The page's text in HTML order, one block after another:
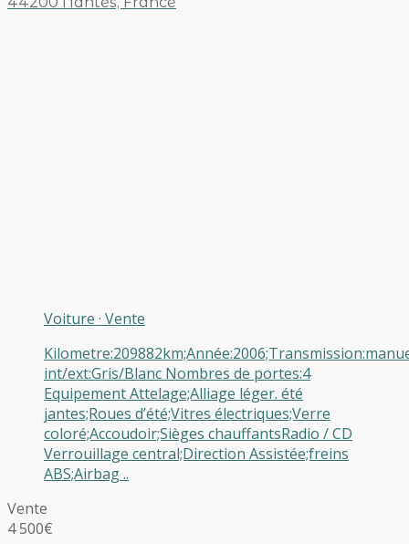
Voiture · Vente
int/ext:Gris/Blanc Nombres de portes:4
Equipement Attelage;Alliage léger. été
jantes;Roues d’été;Vitres électriques;Verre
coloré;Accoudoir;Sièges chauffantsRadio / CD
Verrouillage central;Direction Assistée;freins
ABS;Airbag ..
Vente
4 500€